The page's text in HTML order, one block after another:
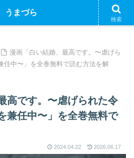
できるかやってみるブログ
漫画「白い結婚、最高です。〜虐げら
任中〜」を全巻無料で読む方法を解
高です。〜虐げられた令
兼任中〜」を全巻無料で
2024.04.22 2026.06.17
うまづら
検索